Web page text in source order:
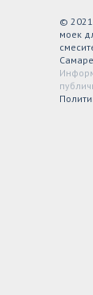
©
моек